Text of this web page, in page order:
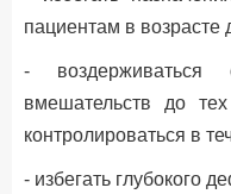
пациентам в возрасте
- воздерживаться
вмешательств до
контролироваться в
- избегать глубокого